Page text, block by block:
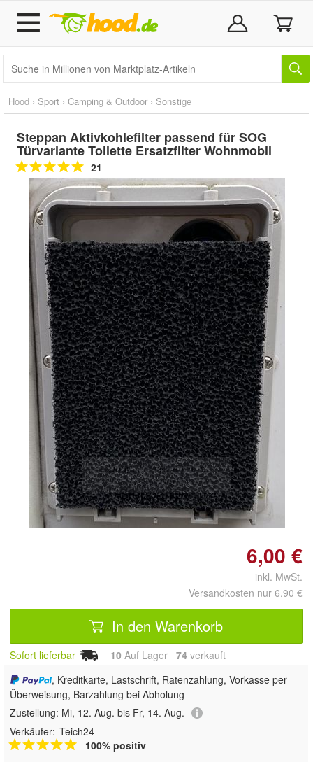
Hood › Sport › Camping & Outdoor › Sonstige
Steppan Aktivkohlefilter passend für SOG
Türvariante Toilette Ersatzfilter Wohnmobil
21
Doppelt antippen zum
vergrößern
6,00 €
inkl. MwSt.
Versandkosten nur 6,90 €
In den Warenkorb
Sofort lieferbar 10 Auf Lager 74 verkauft
, Kreditkarte, Lastschrift, Ratenzahlung, Vorkasse per
Überweisung, Barzahlung bei Abholung
Zustellung: Mi, 12. Aug. bis Fr, 14. Aug.
Verkäufer: Teich24
100% positiv